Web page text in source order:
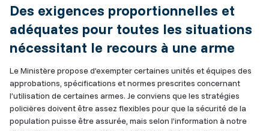
Des exigences proportionnelles et
adéquates pour toutes les situations
nécessitant le recours à une arme
Le Ministère propose d’exempter certaines unités et équipes des
approbations, spécifications et normes prescrites concernant
l’utilisation de certaines armes. Je conviens que les stratégies
policières doivent être assez flexibles pour que la sécurité de la
population puisse être assurée, mais selon l’information à notre